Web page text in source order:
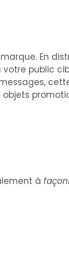
En
public
objets
à